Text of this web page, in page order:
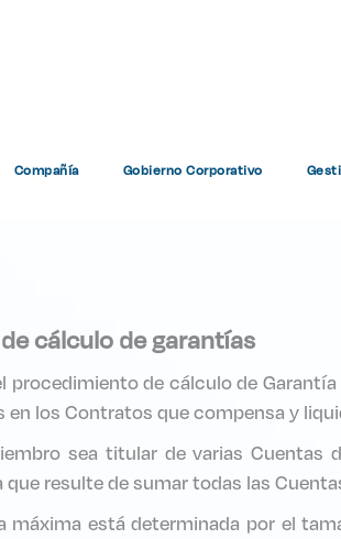
Compañía Gobierno Corporativo
Esquema
cálculo de garantías
procedimiento de cálculo de
en los Contratos que compensa y
sea titular de varias Cuentas
resulte de sumar todas las
máxima está determinada por el